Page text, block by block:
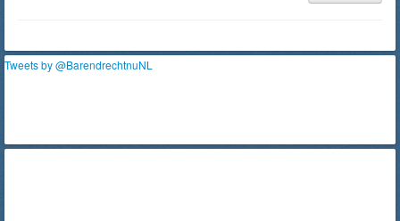
Tweets by @BarendrechtnuNL